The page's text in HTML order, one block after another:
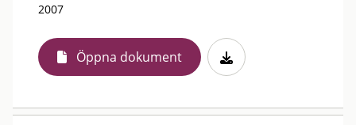
2007
Öppna dokument